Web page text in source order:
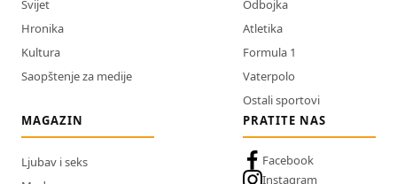
Svijet
Hronika
Kultura
Saopštenje za medije
Odbojka
Atletika
Formula 1
Vaterpolo
Ostali sportovi
MAGAZIN
Ljubav i seks
PRATITE NAS
Facebook
Instagram